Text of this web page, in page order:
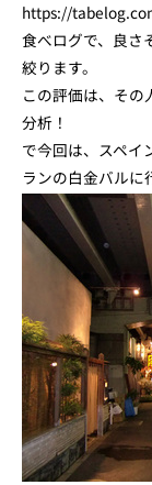
https://
食べログで、良さ
絞ります。
この評価は、その
分析！
で今回は、スペイ
ランの白金バルに